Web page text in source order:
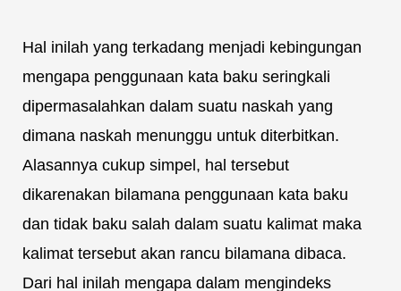
Hal inilah yang terkadang menjadi kebingungan
mengapa penggunaan kata baku seringkali
dipermasalahkan dalam suatu naskah yang
dimana naskah menunggu untuk diterbitkan.
Alasannya cukup simpel, hal tersebut
dikarenakan bilamana penggunaan kata baku
dan tidak baku salah dalam suatu kalimat maka
kalimat tersebut akan rancu bilamana dibaca.
Dari hal inilah mengapa dalam mengindeks